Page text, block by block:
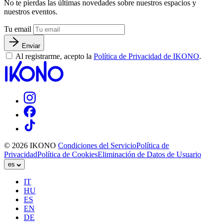
No te pierdas las últimas novedades sobre nuestros espacios y
nuestros eventos.
Tu email
Enviar
Al registrarme, acepto la Política de Privacidad de IKONO.
© 2026 IKONO Condiciones del ServicioPolítica de
PrivacidadPolítica de CookiesEliminación de Datos de Usuario
es
IT
HU
ES
EN
DE